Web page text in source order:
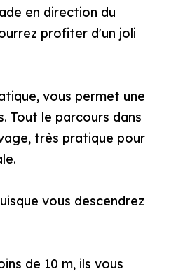
en direction du
profiter d'un joli
vous permet une
Tout le parcours dans
très pratique pour
vous descendrez
de 10 m, ils vous